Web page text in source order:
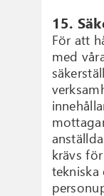
15.
För att
med
krävs